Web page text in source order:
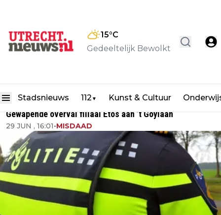
15°C
Gedeeltelijk Bewolkt
Stadsnieuws 112 ▼ Kunst & Cultuur
Gewapende overval filiaal Etos aan ’t Goylaan
29 JUN , 16:01•MISDAAD